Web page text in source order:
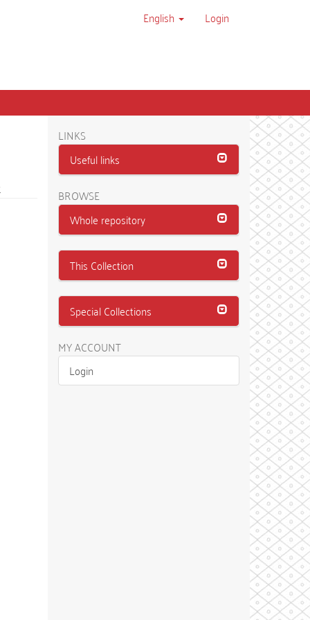
English Login
LINKS
Useful links
BROWSE
Whole repository
This Collection
Special Collections
MY ACCOUNT
Login